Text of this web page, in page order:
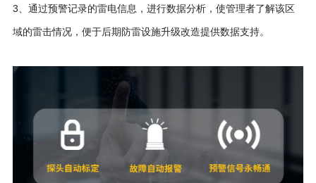
3、通过预警记录的雷电信息，进行数据分析，使管理者了解该区
域的雷击情况，便于后期防雷设施升级改造提供数据支持。